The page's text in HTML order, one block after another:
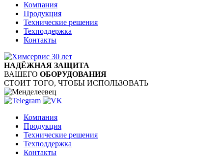
Компания
Продукция
Технические решения
Техподдержка
Контакты
НАДЁЖНАЯ ЗАЩИТА
ВАШЕГО ОБОРУДОВАНИЯ
СТОИТ ТОГО, ЧТОБЫ ИСПОЛЬЗОВАТЬ
Компания
Продукция
Технические решения
Техподдержка
Контакты